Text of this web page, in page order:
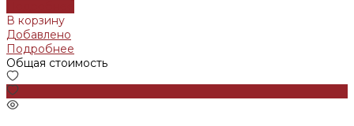
В корзину
Добавлено
Подробнее
Общая стоимость